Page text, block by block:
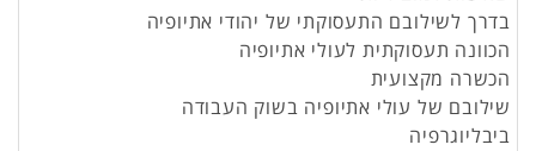
בדרך לשילובם התעסוקתי של יהודי אתיופיה
הכוונה תעסוקתית לעולי אתיופיה
הכשרה מקצועית
שילובם של עולי אתיופיה בשוק העבודה
ביבליוגרפיה